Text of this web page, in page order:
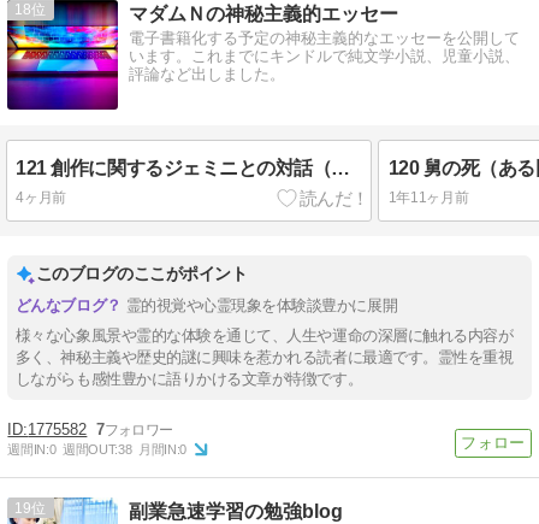
18 マダムＮの神秘主義的エッセー
電子書籍化する予定の神秘主義的なエッセーを公開して
います。これまでにキンドルで純文学小説、児童小説、
評論など出しました。
121 創作に関するジェミニとの対話（まるで編集者です！）
4ヶ月前 1年11ヶ月前
このブログのここがポイント
霊的視覚や心霊現象を体験談豊かに展開
様々な心象風景や霊的な体験を通じて、人生や運命の深層に触れる内容が
多く、神秘主義や歴史的謎に興味を惹かれる読者に最適です。霊性を重視
しながらも感性豊かに語りかける文章が特徴です。
1775582 7
週間IN:0 週間OUT:38 月間IN:0
19 副業急速学習の勉強blog